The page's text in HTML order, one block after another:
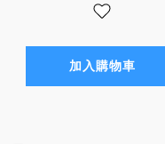
加入購物車